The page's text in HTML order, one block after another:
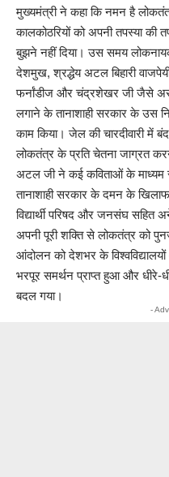
मुख्यमंत्री ने कहा कि नमन है
कालकोठरियों को अपनी तपस्या की
बुझने नहीं दिया। उस समय
देशमुख, श्रद्धेय अटल बिहारी
फर्नांडीज और चंद्रशेखर जी जैसे
लगाने के तानाशाही सरकार के उस
काम किया। जेल की चारदीवारी में
लोकतंत्र के प्रति चेतना जाग्रत
अटल जी ने कई कविताओं के माध्यम
तानाशाही सरकार के दमन के
विद्यार्थी परिषद और जनसंघ सहित
अपनी पूरी शक्ति से लोकतंत्र को
आंदोलन को देशभर के
भरपूर समर्थन प्राप्त हुआ और धीरे-
बदल गया।
-